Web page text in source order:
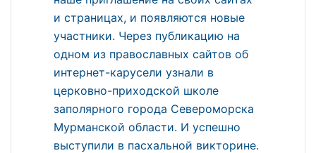
и страницах, и появляются новые
участники. Через публикацию на
одном из православных сайтов об
интернет-карусели узнали в
церковно-приходской школе
заполярного города Североморска
Мурманской области. И успешно
выступили в пасхальной викторине.